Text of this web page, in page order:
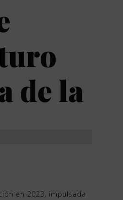
de la
en 2023, impulsada